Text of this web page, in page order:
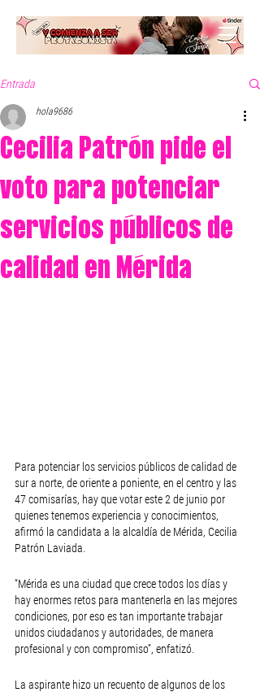
Entrada
Cecilia Patrón pide el
voto para potenciar
servicios públicos de
calidad en Mérida
hola9686
Para potenciar los servicios públicos de calidad de
sur a norte, de oriente a poniente, en el centro y las
47 comisarías, hay que votar este 2 de junio por
quienes tenemos experiencia y conocimientos,
afirmó la candidata a la alcaldía de Mérida, Cecilia
Patrón Laviada.
“Mérida es una ciudad que crece todos los días y
hay enormes retos para mantenerla en las mejores
condiciones, por eso es tan importante trabajar
unidos ciudadanos y autoridades, de manera
profesional y con compromiso”, enfatizó.
La aspirante hizo un recuento de algunos de los